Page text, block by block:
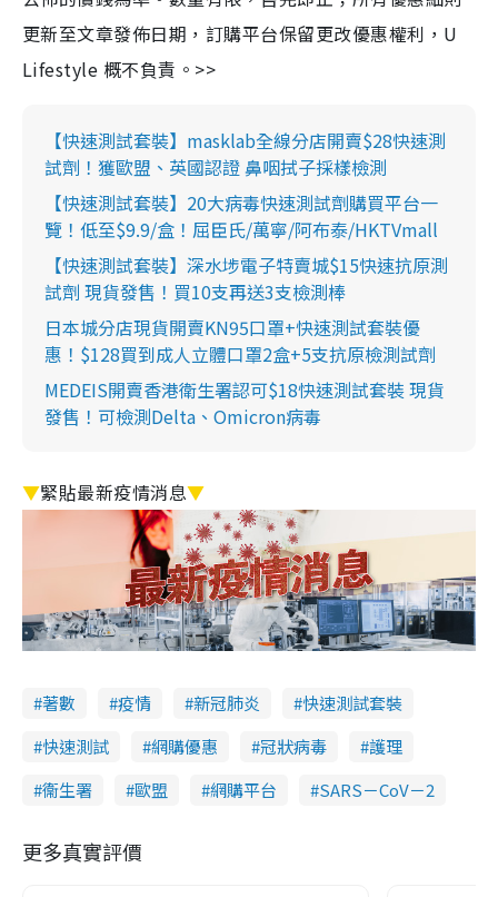
更新至文章發佈日期，訂購平台保留更改優惠權利，U
Lifestyle 概不負責。>>
【快速測試套裝】masklab全線分店開賣$28快速測
試劑！獲歐盟、英國認證 鼻咽拭子採樣檢測
【快速測試套裝】20大病毒快速測試劑購買平台一
覽！低至$9.9/盒！屈臣氏/萬寧/阿布泰/HKTVmall
【快速測試套裝】深水埗電子特賣城$15快速抗原測
試劑 現貨發售！買10支再送3支檢測棒
日本城分店現貨開賣KN95口罩+快速測試套裝優
惠！$128買到成人立體口罩2盒+5支抗原檢測試劑
MEDEIS開賣香港衛生署認可$18快速測試套裝 現貨
發售！可檢測Delta、Omicron病毒
▼緊貼最新疫情消息▼
著數 疫情 新冠肺炎
快速測試套裝
快速測試
網購優惠 冠狀病毒
護理
衞生署
歐盟 網購平台 SARS－CoV－2
更多真實評價